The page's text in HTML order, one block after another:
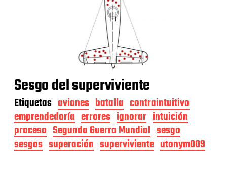
Sesgo del superviviente
Etiquetas aviones batalla contraintuitivo
emprendedoría errores ignorar intuición
proceso Segunda Guerra Mundial sesgo
sesgos superación superviviente utonym009